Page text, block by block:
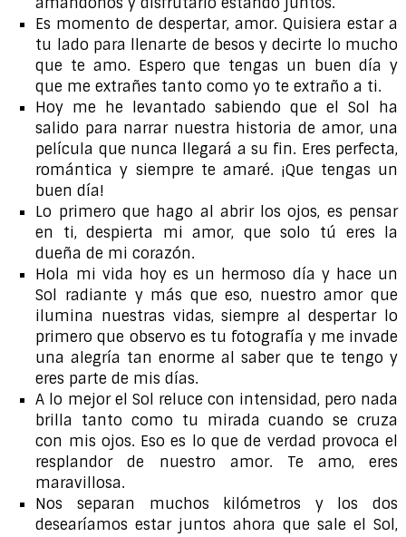
Es momento de despertar, amor. Quisiera estar a
tu lado para llenarte de besos y decirte lo mucho
que te amo. Espero que tengas un buen día y
que me extrañes tanto como yo te extraño a ti.
Hoy me he levantado sabiendo que el Sol ha
salido para narrar nuestra historia de amor, una
película que nunca llegará a su fin. Eres perfecta,
romántica y siempre te amaré. ¡Que tengas un
buen día!
Lo primero que hago al abrir los ojos, es pensar
en ti, despierta mi amor, que solo tú eres la
dueña de mi corazón.
Hola mi vida hoy es un hermoso día y hace un
Sol radiante y más que eso, nuestro amor que
ilumina nuestras vidas, siempre al despertar lo
primero que observo es tu fotografía y me invade
una alegría tan enorme al saber que te tengo y
eres parte de mis días.
A lo mejor el Sol reluce con intensidad, pero nada
brilla tanto como tu mirada cuando se cruza
con mis ojos. Eso es lo que de verdad provoca el
resplandor de nuestro amor. Te amo, eres
maravillosa.
Nos separan muchos kilómetros y los dos
desearíamos estar juntos ahora que sale el Sol,